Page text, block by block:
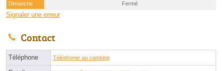
Dimanche
Fermé
Signaler une erreur
Contact
Téléphone Téléphoner au camping